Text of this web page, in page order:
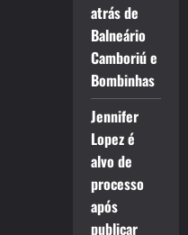
atrás de
Balneário
Camboriú e
Bombinhas
Jennifer
Lopez é
alvo de
processo
após
publicar